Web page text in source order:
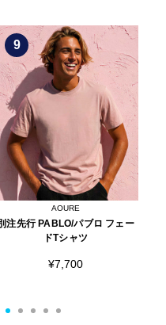
10
DEUS EX MACHINA
ォアコート シャンブレー 半袖
シャツ
¥12,320